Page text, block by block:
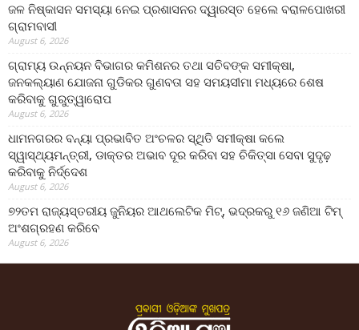
ଜଳ ନିଷ୍କାସନ ସମସ୍ୟା ନେଇ ପ୍ରଶାସନର ଦ୍ୱାରସ୍ତ ହେଲେ ବରାଳପୋଖରୀ
ଗ୍ରାମବାସୀ
August 6, 2026
ଗ୍ରାମ୍ୟ ଉନ୍ନୟନ ବିଭାଗର କମିଶନର ତଥା ସଚିବଙ୍କ ସମୀକ୍ଷା,
ଜନକଲ୍ୟାଣ ଯୋଜନା ଗୁଡିକର ଗୁଣବତା ସହ ସମୟସୀମା ମଧ୍ୟରେ ଶେଷ
କରିବାକୁ ଗୁରୁତ୍ୱାରୋପ
August 6, 2026
ଧାମନଗରର ବନ୍ୟା ପ୍ରଭାବିତ ଅଂଚଳର ସ୍ଥିତି ସମୀକ୍ଷା କଲେ
ସ୍ୱାସ୍ଥ୍ୟମନ୍ତ୍ରୀ, ଡାକ୍ତର ଅଭାବ ଦୂର କରିବା ସହ ଚିକିତ୍ସା ସେବା ସୁଦୃଢ଼
କରିବାକୁ ନିର୍ଦ୍ଦେଶ
August 6, 2026
୭୨ତମ ରାଜ୍ୟସ୍ତରୀୟ ଜୁନିୟର ଆଥଲେଟିକ ମିଟ୍‌, ଭଦ୍ରକରୁ ୧୬ ଜଣିଆ ଟିମ୍
ଅଂଶଗ୍ରହଣ କରିବେ
August 6, 2026